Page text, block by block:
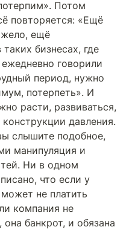
Потом
повторяется: «Ещё
ещё
бизнесах, где
говорили
период, нужно
потерпеть». И
расти, развиваться,
давления.
слышите подобное,
манипуляция и
Ни в одном
что если у
не платить
компания не
она банкрот, и обязана